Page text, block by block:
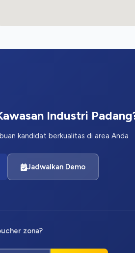
Industri
kandidat berkualitas di area Anda
Jadwalkan Demo
zona?